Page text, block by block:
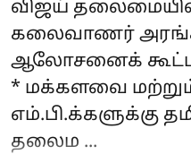
விஜய்
கலைவாணர்
ஆலோசனைக்
* மக்களவை
எம்.பி.க்களுக்கு
தலைம ...